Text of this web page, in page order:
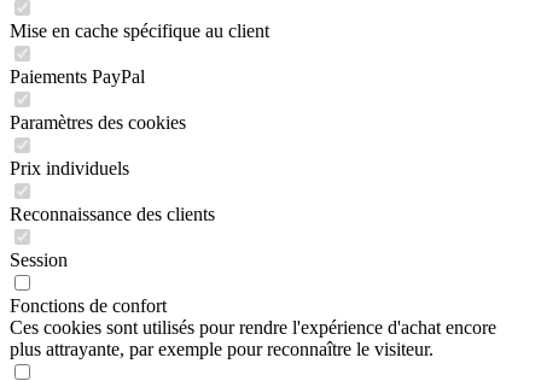
Mise en cache spécifique au client
Paiements PayPal
Paramètres des cookies
Prix individuels
Reconnaissance des clients
Session
Fonctions de confort
Ces cookies sont utilisés pour rendre l'expérience d'achat encore
plus attrayante, par exemple pour reconnaître le visiteur.